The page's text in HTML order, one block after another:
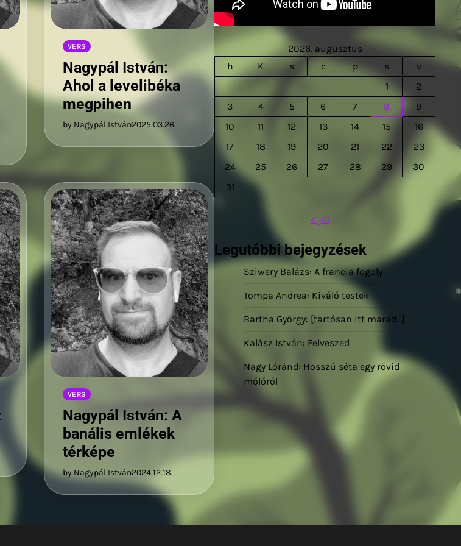
VERS
Nagypál István:
Ahol a levelibéka
megpihen
by Nagypál István2025.03.26.
VERS
Nagypál István: A
banális emlékek
térképe
by Nagypál István2024.12.18.
2026. augusztus
h
K s c p s
v
1
2
3
4 5 6 7 8
9
10
11 12 13 14 15
16
17
18 19 20 21 22
23
24
25 26 27 28 29
30
31
« júl
Legutóbbi bejegyzések
Sziwery Balázs: A francia fogoly
Tompa Andrea: Kiváló testek
Bartha György: [tartósan itt marad…]
Kalász István: Felveszed
Nagy Lóránd: Hosszú séta egy rövid
mólóról